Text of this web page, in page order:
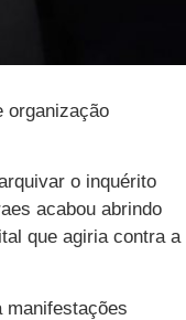
organização
o inquérito
acabou abrindo
que agiria contra a
manifestações